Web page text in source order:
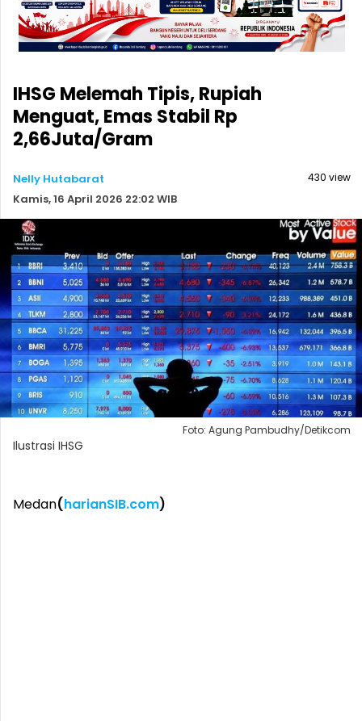
IHSG Melemah Tipis, Rupiah
Menguat, Emas Stabil Rp
2,66Juta/Gram
Nelly Hutabarat
Kamis, 16 April 2026 22:02 WIB
430 view
Foto: Agung Pambudhy/Detikcom
Ilustrasi IHSG
Medan(harianSIB.com)